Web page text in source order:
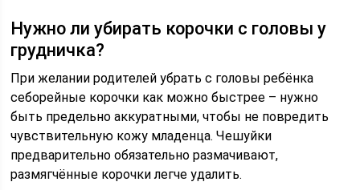
Нужно ли убирать корочки с головы у
грудничка?
При желании родителей убрать с головы ребёнка
себорейные корочки как можно быстрее – нужно
быть предельно аккуратными, чтобы не повредить
чувствительную кожу младенца. Чешуйки
предварительно обязательно размачивают,
размягчённые корочки легче удалить.